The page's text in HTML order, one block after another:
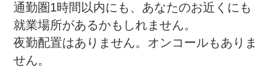
通勤圏1時間以内にも、あなたのお近くにも
就業場所があるかもしれません。
夜勤配置はありません。オンコールもありま
せん。